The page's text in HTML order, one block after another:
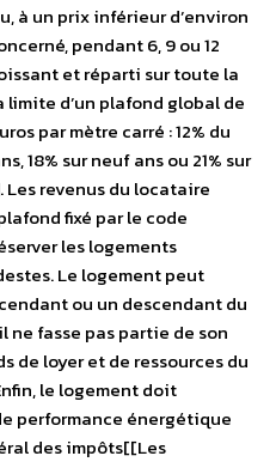
à un prix inférieur d’environ
pendant 6, 9 ou 12
et réparti sur toute la
limite d’un plafond global de
par mètre carré : 12% du
18% sur neuf ans ou 21% sur
Les revenus du locataire
fixé par le code
les logements
Le logement peut
ou un descendant du
fasse pas partie de son
de loyer et de ressources du
le logement doit
performance énergétique
des impôts[[Les